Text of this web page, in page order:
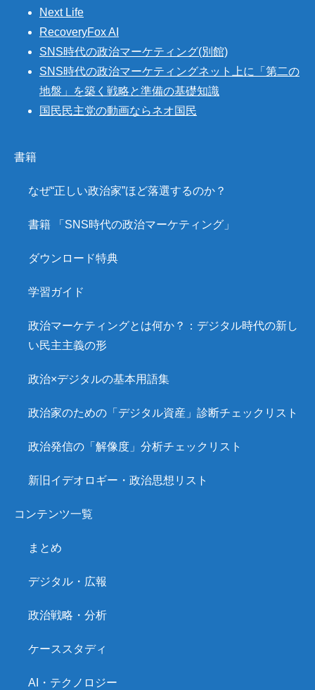
Next Life
RecoveryFox AI
SNS時代の政治マーケティング(別館)
SNS時代の政治マーケティングネット上に「第二の
地盤」を築く戦略と準備の基礎知識
国民民主党の動画ならネオ国民
書籍
なぜ“正しい政治家”ほど落選するのか？
書籍 「SNS時代の政治マーケティング」
ダウンロード特典
学習ガイド
政治マーケティングとは何か？：デジタル時代の新し
い民主主義の形
政治×デジタルの基本用語集
政治家のための「デジタル資産」診断チェックリスト
政治発信の「解像度」分析チェックリスト
新旧イデオロギー・政治思想リスト
コンテンツ一覧
まとめ
デジタル・広報
政治戦略・分析
ケーススタディ
AI・テクノロジー